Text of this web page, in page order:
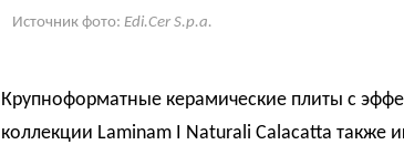
Источник фото: Edi.Cer S.p.a.
Крупноформатные керамические плиты с
коллекции Laminam I Naturali Calacatta также